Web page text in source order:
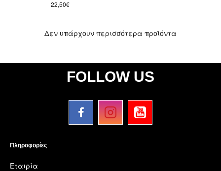
22,50€
Δεν υπάρχουν περισσότερα προϊόντα
FOLLOW US
Πληροφορίες
Εταιρία